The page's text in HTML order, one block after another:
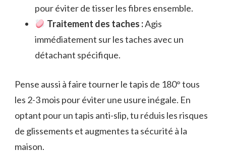
pour éviter de tisser les fibres ensemble.
Traitement des taches :Agis
immédiatement sur les taches avec un
détachant spécifique.
Pense aussi à faire tourner le tapis de 180° tous
les 2-3 mois pour éviter une usure inégale. En
optant pour un tapis anti-slip, tu réduis les risques
de glissements et augmentes ta sécurité à la
maison.